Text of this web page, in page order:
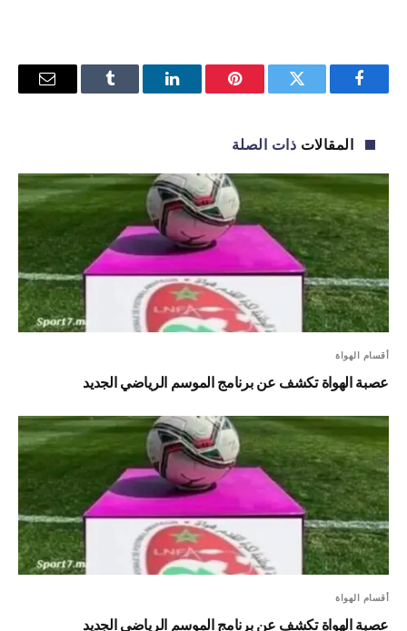
فيسبوك تويتر بينتيريستلينكدإن Tumblr
البريد
المقالات ذات الصلة
أقسام الهواة
عصبة الهواة تكشف عن برنامج الموسم الرياضي الجديد
أقسام الهواة
عصبة الهواة تكشف عن برنامج الموسم الرياضي الجديد